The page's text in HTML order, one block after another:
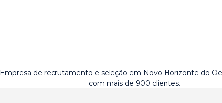
Empresa de recrutamento e seleção em Novo Horizonte do
com mais de 900 clientes.